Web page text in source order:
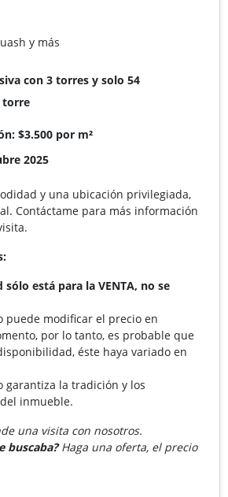
y más
con 3 torres y solo 54
torre
$3.500 por m²
2025
y una ubicación privilegiada,
Contáctame para más información
sólo está para la VENTA, no se
puede modificar el precio en
por lo tanto, es probable que
éste haya variado en
garantiza la tradición y los
inmueble.
una visita con nosotros.
buscaba?Haga una oferta, el precio